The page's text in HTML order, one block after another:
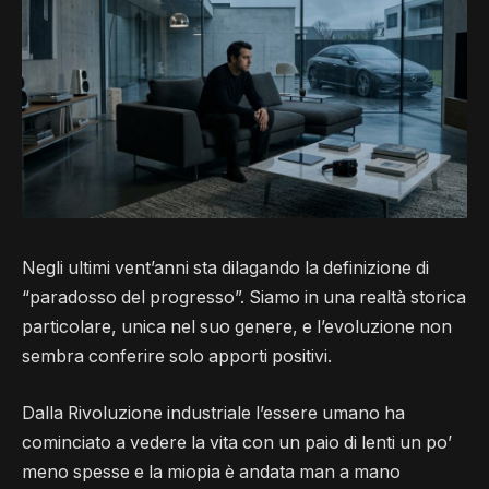
Negli ultimi vent’anni sta dilagando la definizione di
“paradosso del progresso”. Siamo in una realtà storica
particolare, unica nel suo genere, e l’evoluzione non
sembra conferire solo apporti positivi.
Dalla Rivoluzione industriale l’essere umano ha
cominciato a vedere la vita con un paio di lenti un po’
meno spesse e la miopia è andata man a mano